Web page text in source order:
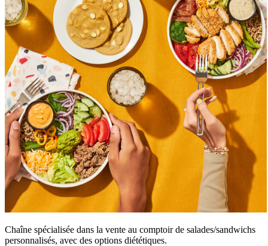
Chaîne spécialisée dans la vente au comptoir de salades/sandwichs
personnalisés, avec des options diététiques.